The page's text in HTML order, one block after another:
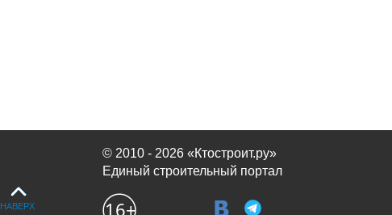
© 2010 - 2026 «Ктостроит.ру»
Единый строительный портал
НАВЕРХ